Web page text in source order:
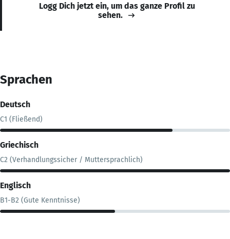
Logg Dich jetzt ein, um das ganze Profil zu
sehen.
Sprachen
Deutsch
C1 (Fließend)
Griechisch
C2 (Verhandlungssicher / Muttersprachlich)
Englisch
B1-B2 (Gute Kenntnisse)